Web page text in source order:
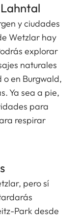
y ciudades
Wetzlar hay
explorar
naturales
en Burgwald,
Ya sea a pie,
para
respirar
pero sí
Park desde